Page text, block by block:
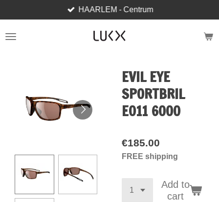
to
main
HAARLEM - Centrum
EVIL EYE
SPORTBRIL
E011 6000
€185.00
FREE shipping
Add to
cart